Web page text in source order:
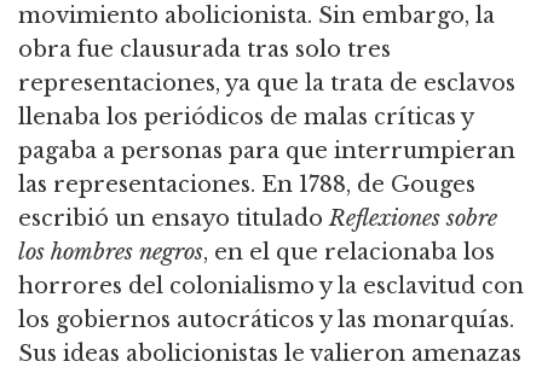
movimiento abolicionista. Sin embargo, la
obra fue clausurada tras solo tres
representaciones, ya que la trata de esclavos
llenaba los periódicos de malas críticas y
pagaba a personas para que interrumpieran
las representaciones. En 1788, de Gouges
escribió un ensayo tituladoReflexiones sobre
los hombres negros, en el que relacionaba los
horrores del colonialismo y la esclavitud con
los gobiernos autocráticos y las monarquías.
Sus ideas abolicionistas le valieron amenazas